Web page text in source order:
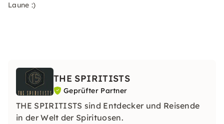
Laune :)
THE SPIRITISTS
Geprüfter Partner
THE SPIRITISTS sind Entdecker und Reisende
in der Welt der Spirituosen.